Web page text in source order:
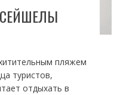
СЕЙШЕЛЫ
пляжем
туристов,
отдыхать в